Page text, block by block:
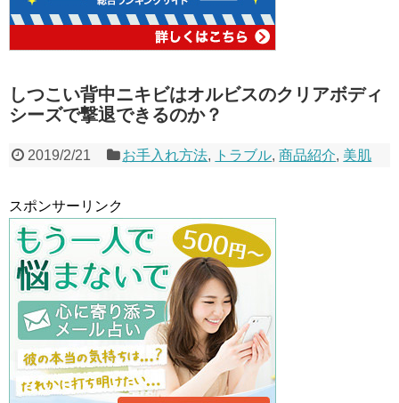
しつこい背中ニキビはオルビスのクリアボディ
シーズで撃退できるのか？
2019/2/21 お手入れ方法, トラブル,商品紹介, 美肌
スポンサーリンク